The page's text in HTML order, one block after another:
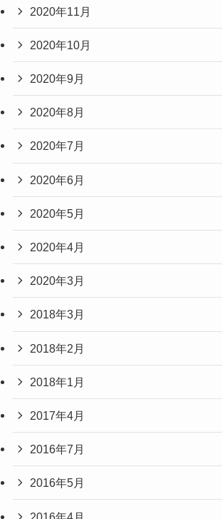
2020年11月
2020年10月
2020年9月
2020年8月
2020年7月
2020年6月
2020年5月
2020年4月
2020年3月
2018年3月
2018年2月
2018年1月
2017年4月
2016年7月
2016年5月